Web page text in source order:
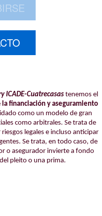
ICADE-Cuatrecasas tenemos el
la financiación y aseguramiento
como un modelo de gran
como arbitrales. Se trata de
legales e incluso anticipar
Se trata, en todo caso, de
o asegurador invierte a fondo
pleito o una prima.